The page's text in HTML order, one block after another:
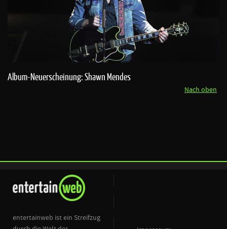
Album-Neuerscheinung: Shawn Mendes
Nach oben
entertainweb ist ein Streifzug